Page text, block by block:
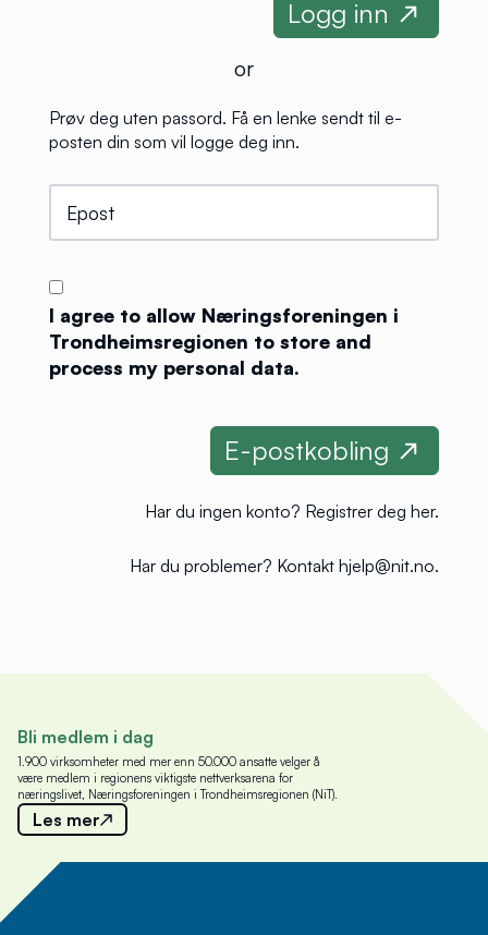
or
Prøv deg uten passord. Få en lenke sendt til e-
posten din som vil logge deg inn.
I agree to allow Næringsforeningen i
Trondheimsregionen to store and
process my personal data.
Har du ingen konto? Registrer deg her.
Har du problemer? Kontakt hjelp@nit.no.
Bli medlem i dag
1.900 virksomheter med mer enn 50.000 ansatte velger å
være medlem i regionens viktigste nettverksarena for
næringslivet, Næringsforeningen i Trondheimsregionen (NiT).
Les mer